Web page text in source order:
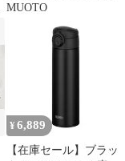
MUOTO
¥ 6,889
【在庫セール】ブラッ